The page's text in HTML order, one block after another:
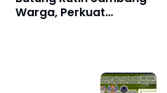
Warga, Perkuat